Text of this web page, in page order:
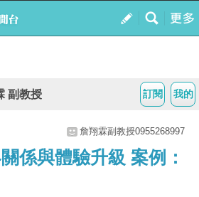
我的
訂閱
副教授
詹翔霖副教授0955268997
係與體驗升級 案例：